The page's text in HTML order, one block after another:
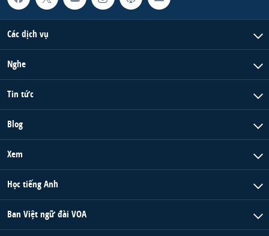
Các dịch vụ
Nghe
Tin tức
Blog
Xem
Học tiếng Anh
Ban Việt ngữ đài VOA